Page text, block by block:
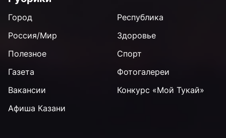
Город
Республика
Россия/Мир
Здоровье
Полезное
Спорт
Газета
Фотогалереи
Вакансии
Конкурс «Мой Тукай»
Афиша Казани